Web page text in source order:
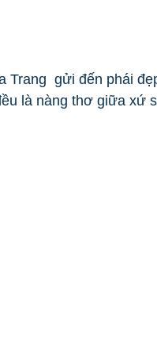
Trang  gửi đến phái
là nàng thơ giữa xứ